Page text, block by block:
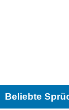
Beliebte